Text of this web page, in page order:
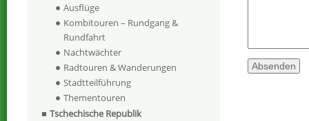
Ausflüge
Kombitouren – Rundgang &
Rundfahrt
Nachtwächter
Radtouren & Wanderungen
Stadtteilführung
Thementouren
Tschechische Republik